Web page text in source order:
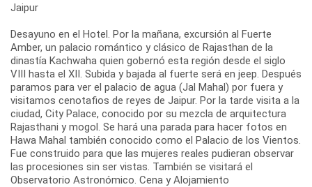
Jaipur
Desayuno en el Hotel. Por la mañana, excursión al Fuerte
Amber, un palacio romántico y clásico de Rajasthan de la
dinastía Kachwaha quien gobernó esta región desde el siglo
VIII hasta el XII. Subida y bajada al fuerte será en jeep. Después
paramos para ver el palacio de agua (Jal Mahal) por fuera y
visitamos cenotafios de reyes de Jaipur. Por la tarde visita a la
ciudad, City Palace, conocido por su mezcla de arquitectura
Rajasthani y mogol. Se hará una parada para hacer fotos en
Hawa Mahal también conocido como el Palacio de los Vientos.
Fue construido para que las mujeres reales pudieran observar
las procesiones sin ser vistas. También se visitará el
Observatorio Astronómico. Cena y Alojamiento